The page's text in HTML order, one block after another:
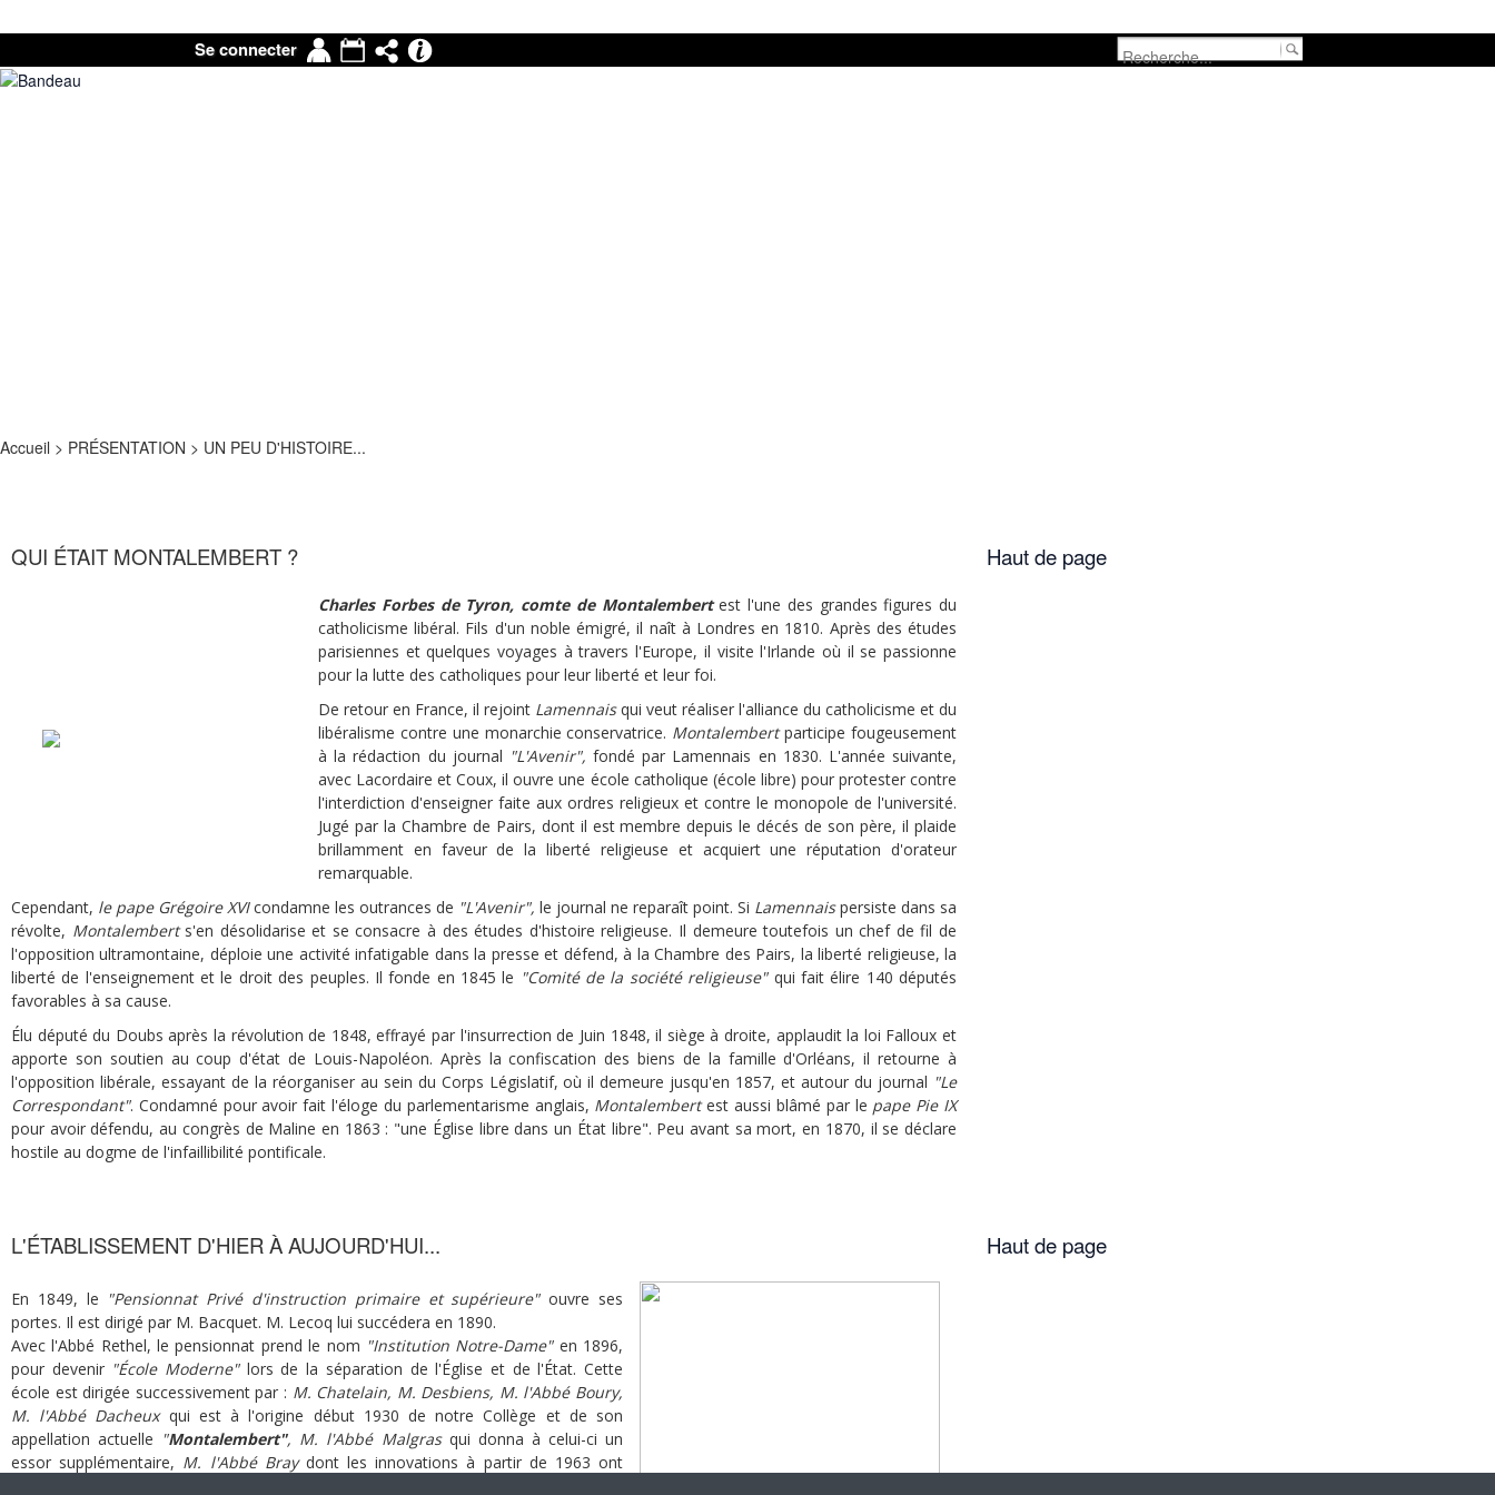
Se connecter
Mon AgendaPartage
Accueil > PRÉSENTATION > UN PEU D'HISTOIRE...
QUI ÉTAIT MONTALEMBERT ? Haut de page
Charles Forbes de Tyron, comte de Montalembertest l'une des grandes figures du
catholicisme libéral. Fils d'un noble émigré, il naît à Londres en 1810. Après des études
parisiennes et quelques voyages à travers l'Europe, il visite l'Irlande où il se passionne
pour la lutte des catholiques pour leur liberté et leur foi.
De retour en France, il rejoint Lamennaisqui veut réaliser l'alliance du catholicisme et du
libéralisme contre une monarchie conservatrice. Montalembertparticipe fougeusement
à la rédaction du journal "L'Avenir", fondé par Lamennais en 1830. L'année suivante,
avec Lacordaire et Coux, il ouvre une école catholique (école libre) pour protester contre
l'interdiction d'enseigner faite aux ordres religieux et contre le monopole de l'université.
Jugé par la Chambre de Pairs, dont il est membre depuis le décés de son père, il plaide
brillamment en faveur de la liberté religieuse et acquiert une réputation d'orateur
remarquable.
Cependant, le pape Grégoire XVIcondamne les outrances de "L'Avenir", le journal ne reparaît point. Si Lamennaispersiste dans sa
révolte, Montalemberts'en désolidarise et se consacre à des études d'histoire religieuse. Il demeure toutefois un chef de fil de
l'opposition ultramontaine, déploie une activité infatigable dans la presse et défend, à la Chambre des Pairs, la liberté religieuse, la
liberté de l'enseignement et le droit des peuples. Il fonde en 1845 le "Comité de la société religieuse"qui fait élire 140 députés
favorables à sa cause.
Élu député du Doubs après la révolution de 1848, effrayé par l'insurrection de Juin 1848, il siège à droite, applaudit la loi Falloux et
apporte son soutien au coup d'état de Louis-Napoléon. Après la confiscation des biens de la famille d'Orléans, il retourne à
l'opposition libérale, essayant de la réorganiser au sein du Corps Législatif, où il demeure jusqu'en 1857, et autour du journal "Le
Correspondant". Condamné pour avoir fait l'éloge du parlementarisme anglais, Montalembertest aussi blâmé par le pape Pie IX
pour avoir défendu, au congrès de Maline en 1863 : "une Église libre dans un État libre". Peu avant sa mort, en 1870, il se déclare
hostile au dogme de l'infaillibilité pontificale.
L'ÉTABLISSEMENT D'HIER À AUJOURD'HUI... Haut de page
En 1849, le "Pensionnat Privé d'instruction primaire et supérieure"ouvre ses
portes. Il est dirigé par M. Bacquet. M. Lecoq lui succédera en 1890.
Avec l'Abbé Rethel, le pensionnat prend le nom "Institution Notre-Dame"en 1896,
pour devenir "École Moderne"lors de la séparation de l'Église et de l'État. Cette
école est dirigée successivement par : M. Chatelain, M. Desbiens, M. l'Abbé Boury,
M. l'Abbé Dacheuxqui est à l'origine début 1930 de notre Collège et de son
appellation actuelle "Montalembert", M. l'Abbé Malgras qui donna à celui-ci un
essor supplémentaire, M. l'Abbé Braydont les innovations à partir de 1963 ont